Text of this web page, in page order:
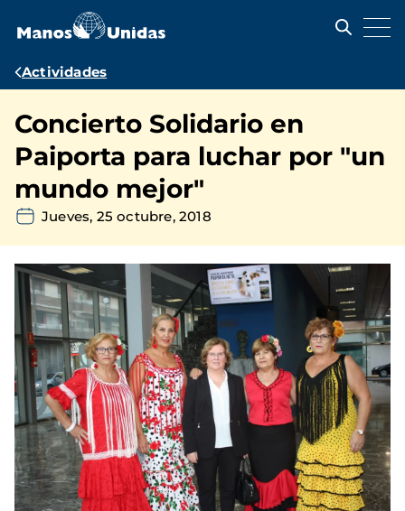
contenido
Ruta
navegación
Actividades
Concierto Solidario en
Paiporta para luchar por "un
mundo mejor"
Jueves, 25 octubre, 2018